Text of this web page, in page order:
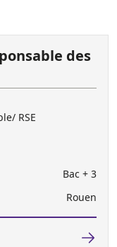
des
RSE
Bac + 3
Rouen